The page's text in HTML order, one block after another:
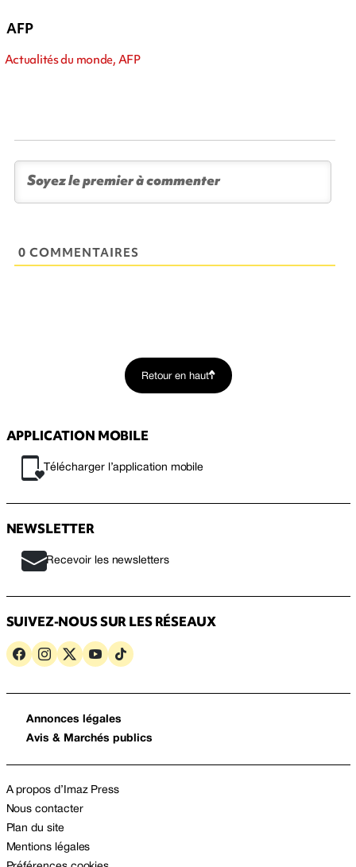
AFP
Actualités du monde, AFP
0 COMMENTAIRES
Retour en haut
APPLICATION MOBILE
Télécharger l’application mobile
NEWSLETTER
Recevoir les newsletters
SUIVEZ-NOUS SUR LES RÉSEAUX
Annonces légales
Avis & Marchés publics
A propos d’Imaz Press
Nous contacter
Plan du site
Mentions légales